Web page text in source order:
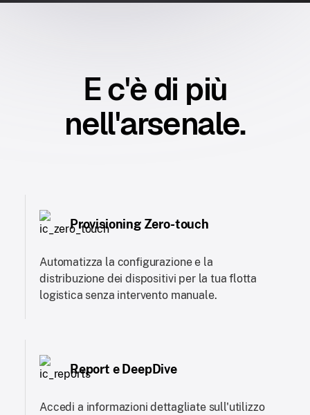
E c'è di più
nell'arsenale.
Provisioning Zero-touch
Automatizza la configurazione e la
distribuzione dei dispositivi per la tua flotta
logistica senza intervento manuale.
Report e DeepDive
Accedi a informazioni dettagliate sull'utilizzo